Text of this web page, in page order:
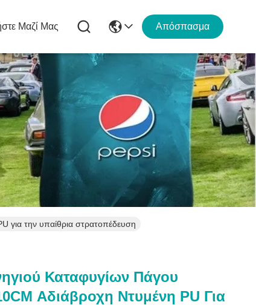
Μαζί Μας Απόσπασμα
για την υπαίθρια στρατοπέδευση
Καταφυγίων Πάγου
Αδιάβροχη Ντυμένη PU Για